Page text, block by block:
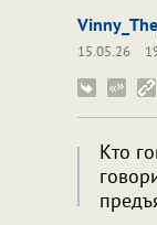
15.05.26
Кто